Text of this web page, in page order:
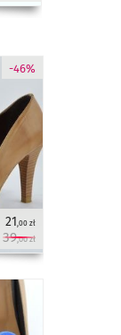
-46%
21,00 zł
39,00 zł